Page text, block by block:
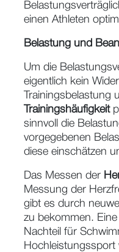
einen Athleten
Belastung und
Um die
eigentlich kein
Trainingsbelastung
Trainingshäufigkeit
sinnvoll die
vorgegebenen
diese einschätzen
Das Messen der
Messung der
gibt es durch
zu bekommen.
Nachteil für
Hochleistungssport